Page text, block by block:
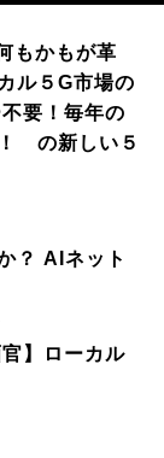
もかもが革
ル５G市場の
要！毎年の
の新しい５
？ AIネット
】ローカル